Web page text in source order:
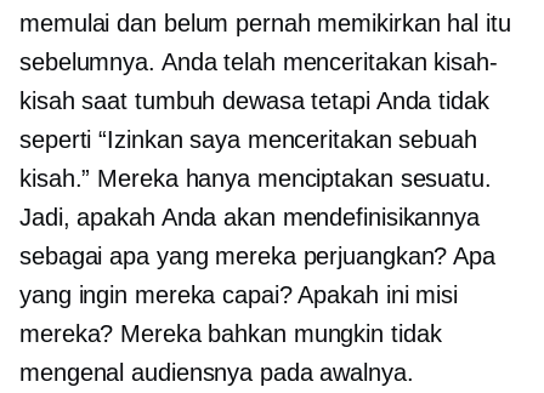
memulai dan belum pernah memikirkan hal itu
sebelumnya. Anda telah menceritakan kisah-
kisah saat tumbuh dewasa tetapi Anda tidak
seperti “Izinkan saya menceritakan sebuah
kisah.” Mereka hanya menciptakan sesuatu.
Jadi, apakah Anda akan mendefinisikannya
sebagai apa yang mereka perjuangkan? Apa
yang ingin mereka capai? Apakah ini misi
mereka? Mereka bahkan mungkin tidak
mengenal audiensnya pada awalnya.